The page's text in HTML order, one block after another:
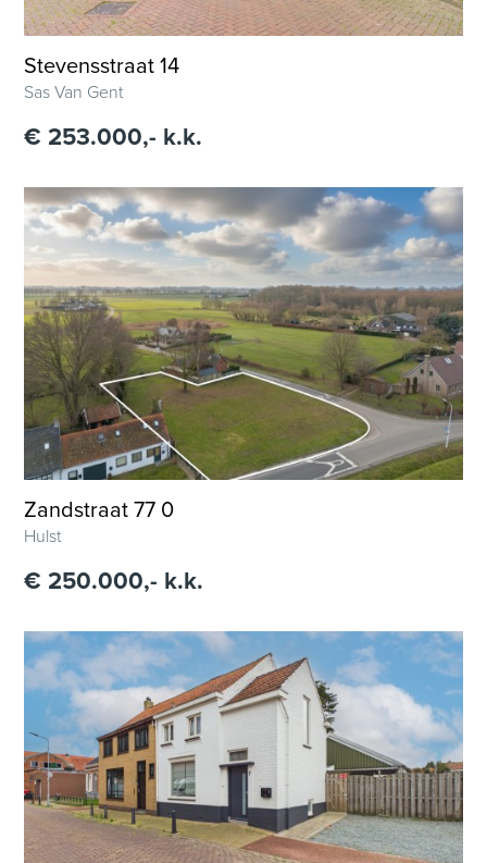
Stevensstraat 14
Sas Van Gent
€ 253.000,- k.k.
Zandstraat 77 0
Hulst
€ 250.000,- k.k.